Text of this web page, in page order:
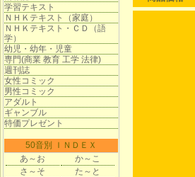
学習テキスト
ＮＨＫテキスト（家庭）
ＮＨＫテキスト・ＣＤ（語
学）
幼児・幼年・児童
専門(商業 教育 工学 法律)
週刊誌
女性コミック
男性コミック
アダルト
ギャンブル
特価プレゼント
50音別 ＩＮＤＥＸ
あ～お
か～こ
さ～そ
た～と